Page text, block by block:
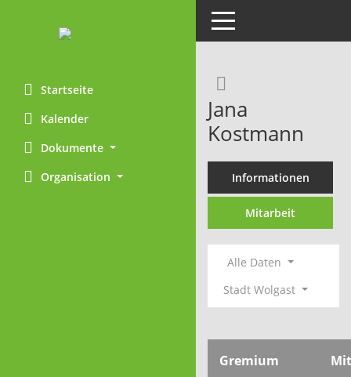
Startseite
Kalender
Dokumente
Organisation
Toggle navigation
Jana
Kostmann
Informationen
Mitarbeit
Alle Daten
Stadt Wolgast
Gremium